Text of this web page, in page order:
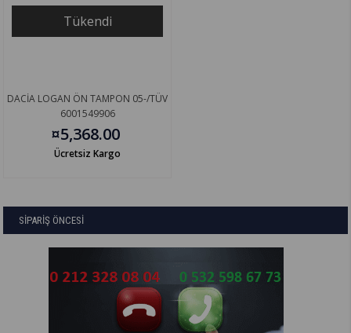
Tükendi
DACİA LOGAN ÖN TAMPON 05-/TÜV
6001549906
¤5,368.00
Ücretsiz Kargo
SİPARİŞ ÖNCESİ